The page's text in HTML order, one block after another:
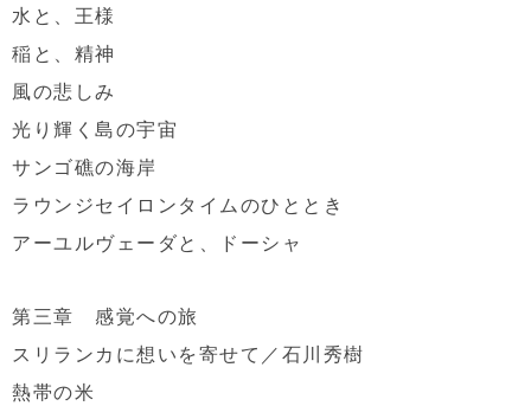
水と、王様
稲と、精神
風の悲しみ
光り輝く島の宇宙
サンゴ礁の海岸
ラウンジセイロンタイムのひととき
アーユルヴェーダと、ドーシャ
第三章 感覚への旅
スリランカに想いを寄せて／石川秀樹
熱帯の米